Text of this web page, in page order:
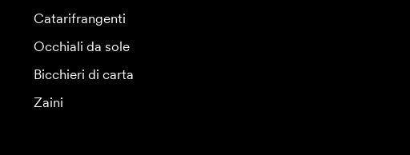
Catarifrangenti
Occhiali da sole
Bicchieri di carta
Zaini